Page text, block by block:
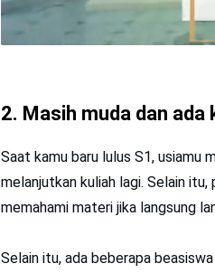
2. Masih muda dan
Saat kamu baru lulus S1, usiamu
melanjutkan kuliah lagi. Selain
memahami materi jika langsung
Selain itu, ada beberapa